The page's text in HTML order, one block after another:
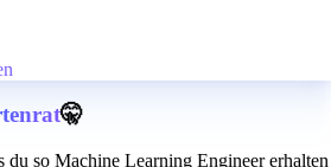
🤫
du so Machine Learning Engineer erhalten